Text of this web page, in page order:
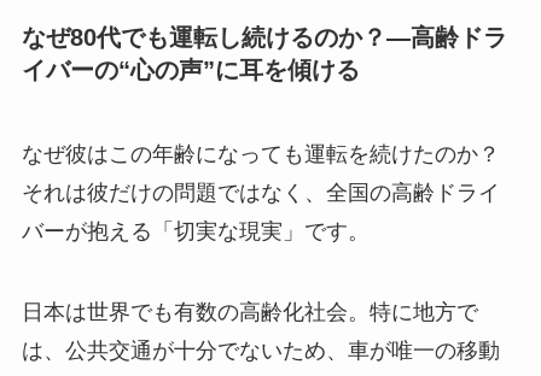
なぜ80代でも運転し続けるのか？―高齢ドラ
イバーの“心の声”に耳を傾ける
なぜ彼はこの年齢になっても運転を続けたのか？
それは彼だけの問題ではなく、全国の高齢ドライ
バーが抱える「切実な現実」です。
日本は世界でも有数の高齢化社会。特に地方で
は、公共交通が十分でないため、車が唯一の移動